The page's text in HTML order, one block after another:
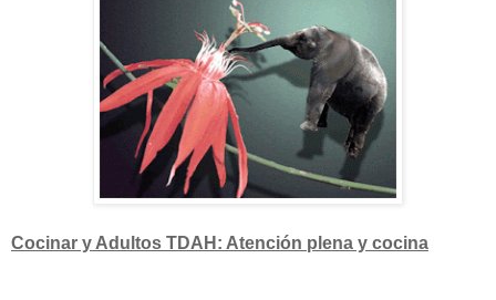
Cocinar y Adultos TDAH: Atención plena y cocina